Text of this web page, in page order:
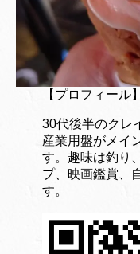
【プロフィール】
30代後半のクレ
産業用盤がメイ
す。趣味は釣り
プ、映画鑑賞、
す。